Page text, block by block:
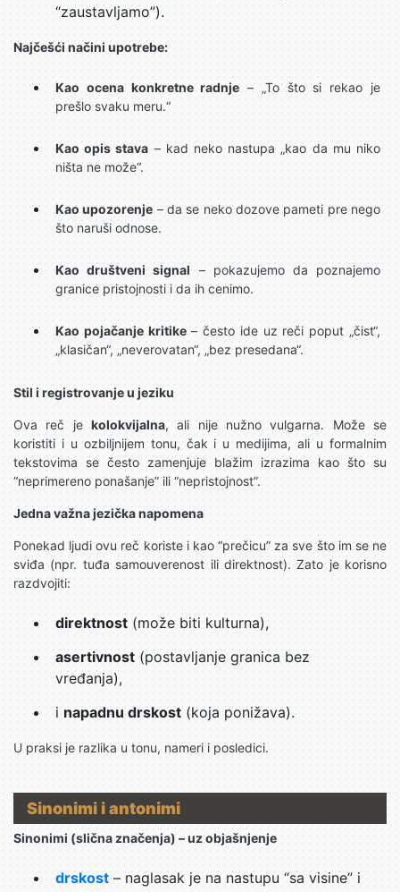
“zaustavljamo”).
Najčešći načini upotrebe:
Kao ocena konkretne radnje– „To što si rekao je
prešlo svaku meru.“
Kao opis stava – kad neko nastupa „kao da mu niko
ništa ne može“.
Kao upozorenje– da se neko dozove pameti pre nego
što naruši odnose.
Kao društveni signal – pokazujemo da poznajemo
granice pristojnosti i da ih cenimo.
Kao pojačanje kritike– često ide uz reči poput „čist“,
„klasičan“, „neverovatan“, „bez presedana“.
Stil i registrovanje u jeziku
Ova reč jekolokvijalna, ali nije nužno vulgarna. Može se
koristiti i u ozbiljnijem tonu, čak i u medijima, ali u formalnim
tekstovima se često zamenjuje blažim izrazima kao što su
“neprimereno ponašanje” ili “nepristojnost”.
Jedna važna jezička napomena
Ponekad ljudi ovu reč koriste i kao “prečicu” za sve što im se ne
sviđa (npr. tuđa samouverenost ili direktnost). Zato je korisno
razdvojiti:
direktnost (može biti kulturna),
asertivnost (postavljanje granica bez
vređanja),
inapadnu drskost(koja ponižava).
U praksi je razlika u tonu, nameri i posledici.
Sinonimi i antonimi
Sinonimi (slična značenja) – uz objašnjenje
drskost – naglasak je na nastupu “sa visine” i